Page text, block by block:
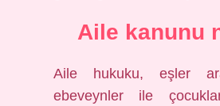
Aile kanunu
Aile hukuku, eşler
ebeveynler ile